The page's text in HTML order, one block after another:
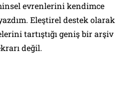
evrenlerini kendimce
Eleştirel destek olarak
tartıştığı geniş bir arşiv
değil.